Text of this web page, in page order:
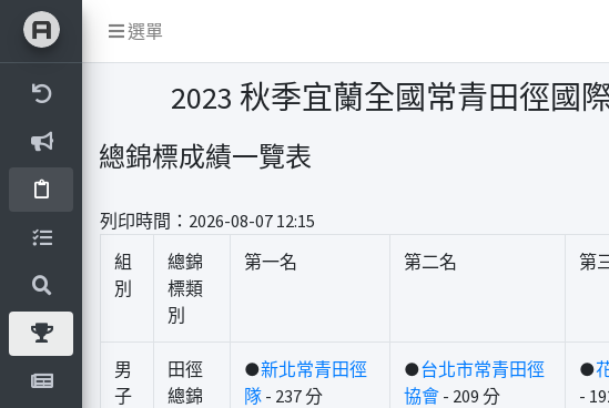
選單
2023 秋季宜蘭全國常青田徑國
總錦標成績一覽表
列印時間：2026-08-07 12:15
組
別
總錦
標類
別
第一名 第二名 第
男
子
田徑
總錦
●新北常青田徑
隊- 237 分
●台北市常青田徑
協會- 209 分
●
-